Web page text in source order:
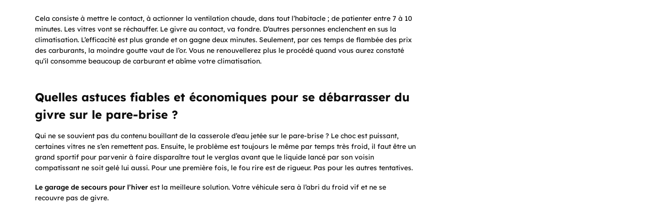
Cela consiste à mettre le contact, à actionner la ventilation chaude, dans tout l’habitacle ; de patienter entre 7 à 10
minutes. Les vitres vont se réchauffer. Le givre au contact, va fondre. D’autres personnes enclenchent en sus la
climatisation. L’efficacité est plus grande et on gagne deux minutes. Seulement, par ces temps de flambée des prix
des carburants, la moindre goutte vaut de l’or. Vous ne renouvellerez plus le procédé quand vous aurez constaté
qu’il consomme beaucoup de carburant et abîme votre climatisation.
Quelles astuces fiables et économiques pour se débarrasser du
givre sur le pare-brise ?
Qui ne se souvient pas du contenu bouillant de la casserole d’eau jetée sur le pare-brise ? Le choc est puissant,
certaines vitres ne s’en remettent pas. Ensuite, le problème est toujours le même par temps très froid, il faut être un
grand sportif pour parvenir à faire disparaître tout le verglas avant que le liquide lancé par son voisin
compatissant ne soit gelé lui aussi. Pour une première fois, le fou rire est de rigueur. Pas pour les autres tentatives.
Le garage de secours pour l’hiver est la meilleure solution. Votre véhicule sera à l’abri du froid vif et ne se
recouvre pas de givre.